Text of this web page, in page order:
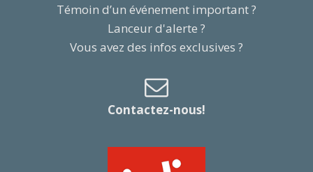
Témoin d’un événement important ?
Lanceur d'alerte ?
Vous avez des infos exclusives ?
Contactez-nous!